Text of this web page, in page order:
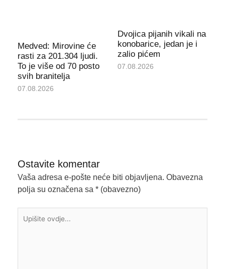
Medved: Mirovine će
rasti za 201.304 ljudi.
To je više od 70 posto
svih branitelja
07.08.2026
Dvojica pijanih vikali na
konobarice, jedan je i
zalio pićem
07.08.2026
Ostavite komentar
Vaša adresa e-pošte neće biti objavljena. Obavezna
polja su označena sa * (obavezno)
ovdje...